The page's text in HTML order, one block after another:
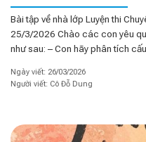
Bài tập về nhà lớp Luyện thi
25/3/2026 Chào các con yêu
như sau: – Con hãy phân tích
Ngày viết: 26/03/2026
Người viết: Cô Đỗ Dung